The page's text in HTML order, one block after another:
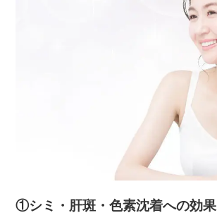
①シミ・肝斑・色素沈着への効果